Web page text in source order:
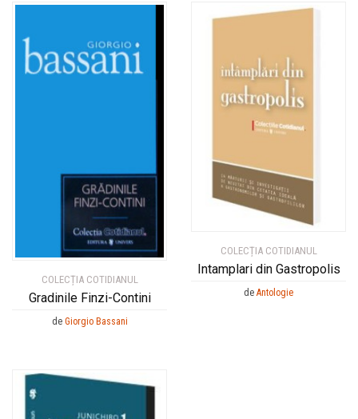
COLECȚIA COTIDIANUL
Gradinile Finzi-Contini
de Giorgio Bassani
COLECȚIA COTIDIANUL
Intamplari din Gastropolis
de Antologie